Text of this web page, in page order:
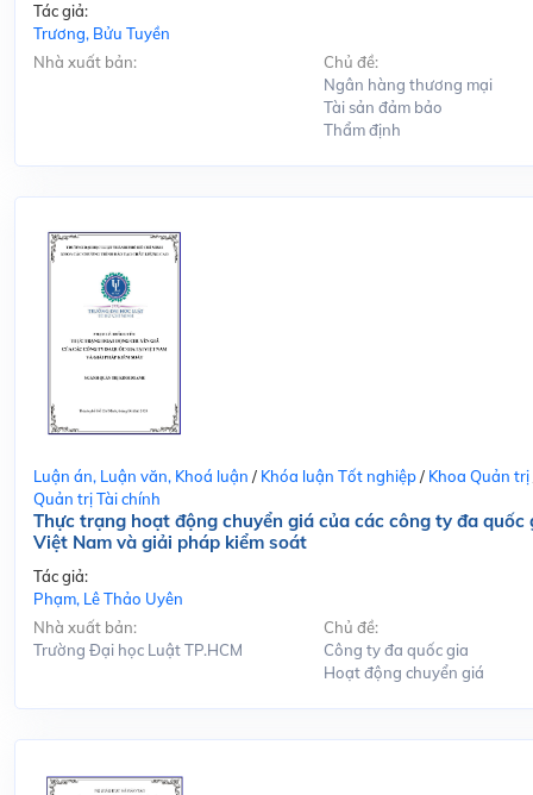
Tác giả:
Trương, Bửu Tuyền
Nhà xuất bản:
Chủ đề:
Ngân hàng thương mại
Tài sản đảm bảo
Thẩm định
Luận án, Luận văn, Khoá luận / Khóa luận Tốt nghiệp/ Khoa Quản trị
Quản trị Tài chính
Thực trạng hoạt động chuyển giá của các công ty đa quốc
Việt Nam và giải pháp kiểm soát
Tác giả:
Phạm, Lê Thảo Uyên
Nhà xuất bản:
Trường Đại học Luật TP.HCM
Chủ đề:
Công ty đa quốc gia
Hoạt động chuyển giá